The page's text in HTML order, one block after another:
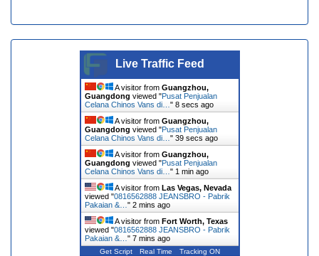
Live Traffic Feed
A visitor from Guangzhou,
Guangdong viewed "Pusat Penjualan
Celana Chinos Vans di… " 9 secs ago
A visitor from Guangzhou,
Guangdong viewed "Pusat Penjualan
Celana Chinos Vans di… " 40 secs ago
A visitor from Guangzhou,
Guangdong viewed "Pusat Penjualan
Celana Chinos Vans di… " 1 min ago
A visitor from Las Vegas, Nevada
viewed "0816562888 JEANSBRO - Pabrik
Pakaian &… " 2 mins ago
A visitor from Fort Worth, Texas
viewed "0816562888 JEANSBRO - Pabrik
Pakaian &… " 7 mins ago
Get Script Real Time Tracking ON